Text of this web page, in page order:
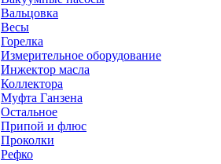
Вальцовка
Весы
Горелка
Измерительное оборудование
Инжектор масла
Коллектора
Муфта Ганзена
Остальное
Припой и флюс
Проколки
Рефко